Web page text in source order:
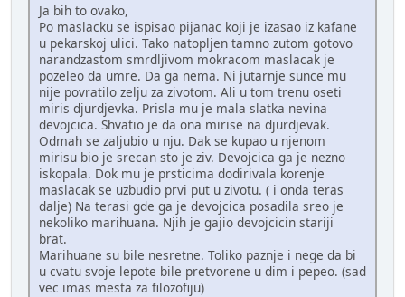
Ja bih to ovako,
Po maslacku se ispisao pijanac koji je izasao iz kafane
u pekarskoj ulici. Tako natopljen tamno zutom gotovo
narandzastom smrdljivom mokracom maslacak je
pozeleo da umre. Da ga nema. Ni jutarnje sunce mu
nije povratilo zelju za zivotom. Ali u tom trenu oseti
miris djurdjevka. Prisla mu je mala slatka nevina
devojcica. Shvatio je da ona mirise na djurdjevak.
Odmah se zaljubio u nju. Dak se kupao u njenom
mirisu bio je srecan sto je ziv. Devojcica ga je nezno
iskopala. Dok mu je prsticima dodirivala korenje
maslacak se uzbudio prvi put u zivotu. ( i onda teras
dalje) Na terasi gde ga je devojcica posadila sreo je
nekoliko marihuana. Njih je gajio devojcicin stariji
brat.
Marihuane su bile nesretne. Toliko paznje i nege da bi
u cvatu svoje lepote bile pretvorene u dim i pepeo. (sad
vec imas mesta za filozofiju)